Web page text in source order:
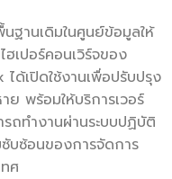
ฐานเดิมในศูนย์ข้อมูลให้
เปอร์คอนเวิร์จของ
เปิดใช้งานเพื่อปรับปรุง
ย พร้อมให้บริการเวอร์
ถทํางานผ่านระบบปฏิบัติ
บซ้อนของการจัดการ
ศ